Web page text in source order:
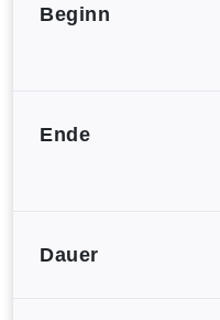
Beginn
Ende
Dauer